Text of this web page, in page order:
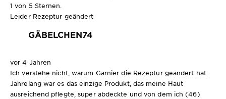
1 von 5 Sternen.
Leider Rezeptur geändert
GÄBELCHEN74
vor 4 Jahren
Ich verstehe nicht, warum Garnier die Rezeptur geändert hat.
Jahrelang war es das einzige Produkt, das meine Haut
ausreichend pflegte, super abdeckte und von dem ich (46)